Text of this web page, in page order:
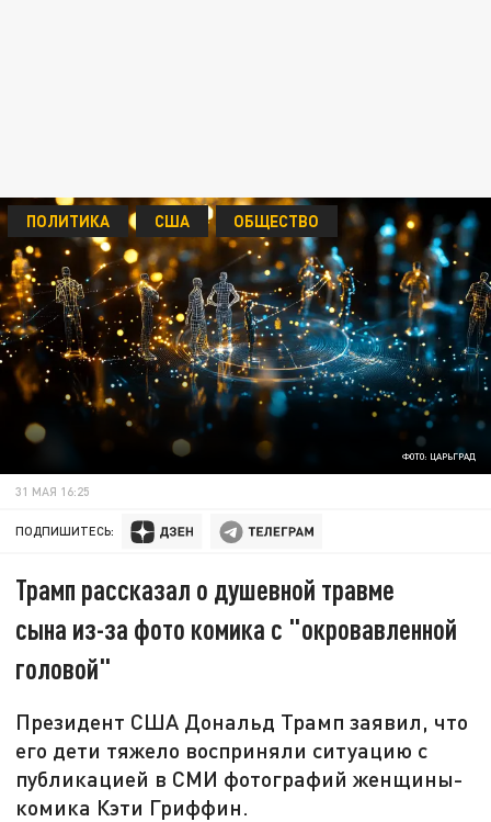
ФОТО: ЦАРЬГРАД
ПОЛИТИКА США ОБЩЕСТВО
31 МАЯ 16:25
ПОДПИШИТЕСЬ:
Трамп рассказал о душевной травме
сына из-за фото комика с "окровавленной
головой"
Президент США Дональд Трамп заявил, что
его дети тяжело восприняли ситуацию с
публикацией в СМИ фотографий женщины-
комика Кэти Гриффин.